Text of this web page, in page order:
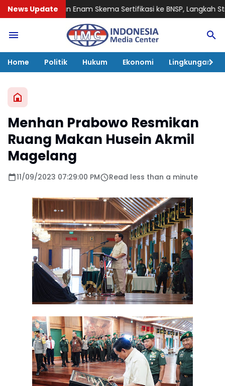
News Update
Skema Sertifikasi ke BNSP, Langkah Strategis Tingkatkan
Home Politik Hukum Ekonomi Lingkungan
Menhan Prabowo Resmikan
Ruang Makan Husein Akmil
Magelang
11/09/2023 07:29:00 PM Read less than a minute